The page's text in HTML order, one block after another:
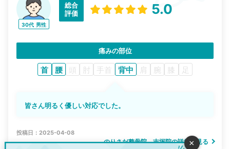
30代 男性
総合
評価
5.0
痛みの部位
首 腰 頭 肘 手首 背中 肩 腕 膝 足
皆さん明るく優しい対応でした。
投稿日：2025-04-08
のりさだ整骨院 吉塚院の詳細を見る
×